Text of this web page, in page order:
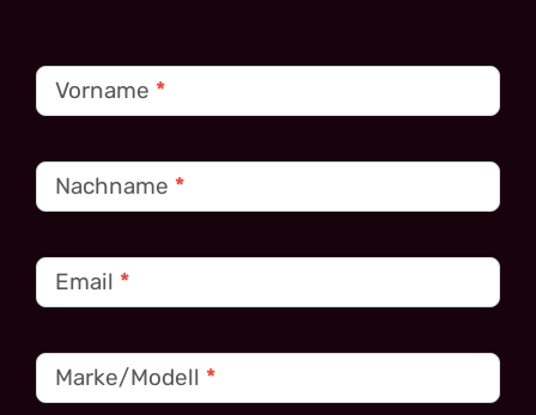
Kontakt
Vorname *
Nachname *
Email *
Marke/Modell *